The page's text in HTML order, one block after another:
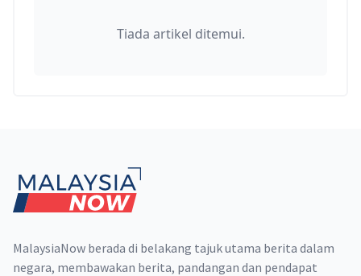
Tiada artikel ditemui.
MalaysiaNow berada di belakang tajuk utama berita dalam
negara, membawakan berita, pandangan dan pendapat